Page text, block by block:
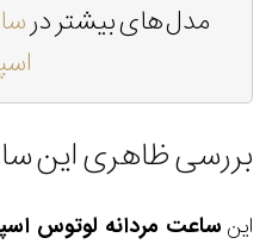
مدل های بیشتر در
بررسی ظاهری این
این ساعت مردانه لوتوس